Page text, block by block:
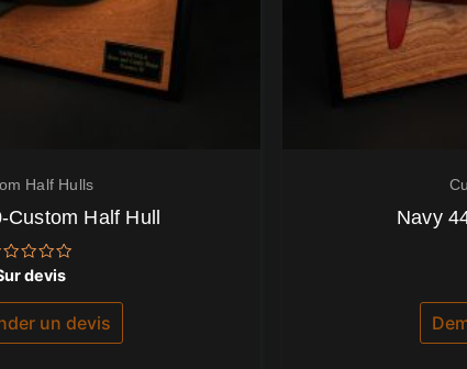
Half Hulls
Custom Half Hull
devis
un devis
Navy